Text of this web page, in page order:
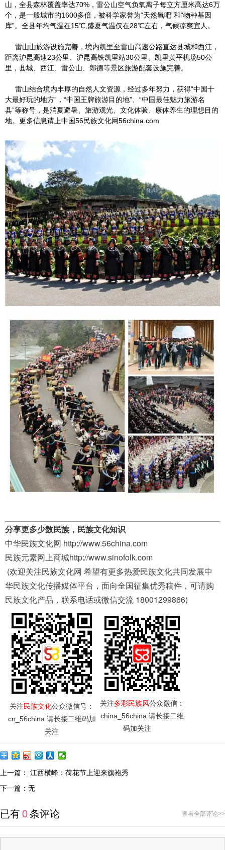
山，全县森林覆盖率达70%，雷公山空气负氧离子每立方厘米高达6万
个，是一般城市的1600多倍，被科学家誉为“天然氧吧”和“物种基因
库”。全县年均气温在15℃,盛夏气温仅在28℃左右，气候凉爽宜人。
雷山山旅游设施完善，境内凯里至雷山高速公路直达县城和西江，
距离沪昆高速23公里、沪昆高铁凯里站30公里、凯里黄平机场50公
里，县城、西江、雷公山、郎德等景区旅游配套设施完善。
雷山结合境内丰厚的自然人文资源，经过多年努力，获得“中国十
大最好玩的地方”，“中国王牌旅游目的地”、“中国最佳魅力旅游名
县”等称号，是消夏避暑、旅游观光、文化体验、康体养生的理想目的
地。更多信息请上中国56民族文化网56china.com
分享更多少数民族，民族文化知识
中华民族文化网 http://www.56china.com
民族元素网上商城http://www.sinofolk.com
华民族文化传播媒体平台，面向全国征集优秀稿件，可请购
民族文化产品，联系电话或微信交流 18001299866)
关注民族文化公众微信号：
cn_56china 请长接二维码加
关注
关注多彩民族风公众微信：
china_56china 请长接二维
码加关注
上一篇： 江西横峰：荷花节上迎来旗袍秀
下一篇：无
已有0条评论 查看全部评论>>